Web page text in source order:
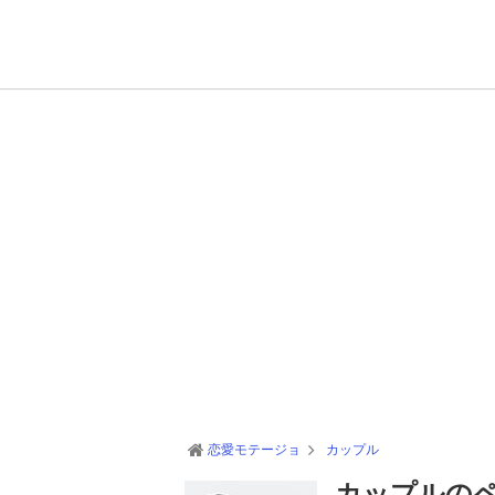
恋愛モテージョ カップル